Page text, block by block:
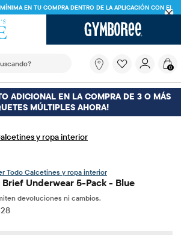
EN TU COMPRA DENTRO DE LA APLICACIÓN CON EL
campo de búsqueda filtra las
buscando?
0
ADICIONAL EN LA COMPRA DE 3 O MÁS
MÚLTIPLES AHORA!
y ropa interior
Todo Calcetines y ropa interior
Brief Underwear 5-Pack - Blue
devoluciones ni cambios.